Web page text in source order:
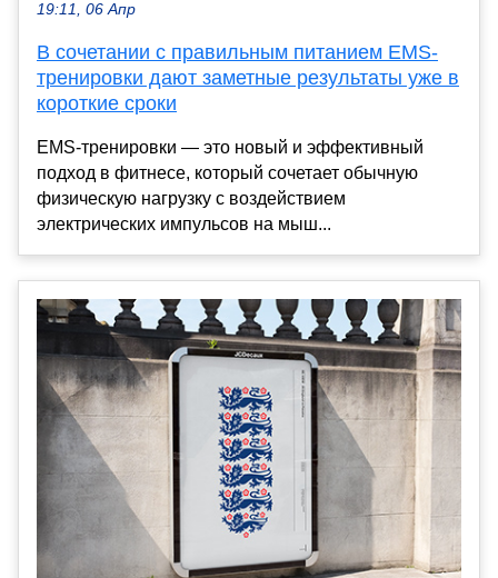
19:11, 06 Апр
В сочетании с правильным питанием EMS-
тренировки дают заметные результаты уже в
короткие сроки
EMS-тренировки — это новый и эффективный
подход в фитнесе, который сочетает обычную
физическую нагрузку с воздействием
электрических импульсов на мыш...